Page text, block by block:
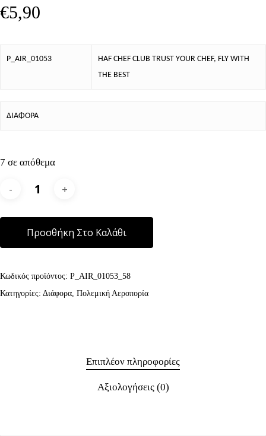
€5,90
P_AIR_01053
HAF CHEF CLUB TRUST YOUR CHEF, FLY WITH
THE BEST
ΔΙΑΦΟΡΑ
7 σε απόθεμα
Προσθήκη Στο Καλάθι
Κωδικός προϊόντος: P_AIR_01053_58
Κατηγορίες: Διάφορα, Πολεμική Αεροπορία
Επιπλέον πληροφορίες
Αξιολογήσεις (0)